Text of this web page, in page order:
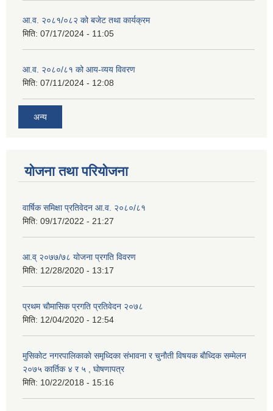
आ.व. २०८१/०८२ को बजेट तथा कार्यक्रम
मिति: 07/17/2024 - 11:05
आ.व. २०८०/८१ को आय-व्यय विवरण
मिति: 07/11/2024 - 12:08
अन्य
योजना तथा परियोजना
वार्षिक समिक्षा प्रतिवेदन आ.व. २०८०/८१
मिति: 09/17/2022 - 21:27
आ.व् २०७७/७८ योजना प्रगति विवरण
मिति: 12/28/2020 - 13:17
प्रथम चाैमासिक प्रगति प्रतिवेदन २०७८
मिति: 12/04/2020 - 12:54
मुसिकाेट नगरपालिकाकाे समृध्दिका संभावना र चुनाैती विषयक बाैध्दिक सम्मेलन
२०७५ कार्तिक ४ र ५ , घाेषणापत्र
मिति: 10/22/2018 - 15:16